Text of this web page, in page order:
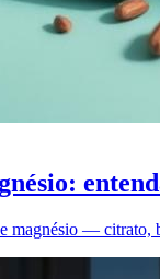
magnésio —